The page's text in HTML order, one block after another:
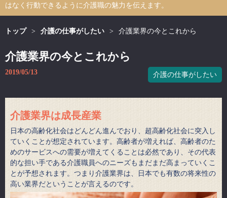
はなく行動できるように介護職の魅力を伝えます。
トップ > 介護の仕事がしたい > 介護業界の今とこれから
介護業界の今とこれから
2019/05/13 介護の仕事がしたい
介護業界は成長産業
日本の高齢化社会はどんどん進んでおり、超高齢化社会に突入し
ていくことが想定されています。高齢者が増えれば、高齢者のた
めのサービスへの需要が増えてくることは必然であり、その代表
的な担い手である介護職員へのニーズもまだまだ高まっていくこ
とが予想されます。つまり介護業界は、日本でも有数の将来性の
高い業界だということが言えるのです。